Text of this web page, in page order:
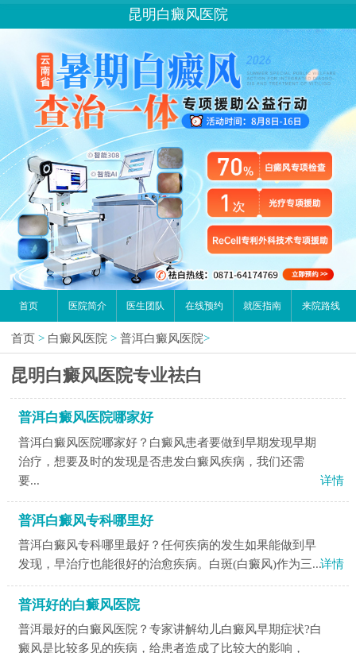
昆明白癜风医院
首页 医院简介 医生团队 在线预约 就医指南 来院路线
首页 > 白癜风医院 > 普洱白癜风医院>
昆明白癜风医院专业祛白
普洱白癜风医院哪家好
普洱白癜风医院哪家好？白癜风患者要做到早期发现早期
治疗，想要及时的发现是否患发白癜风疾病，我们还需
要...
详情
普洱白癜风专科哪里好
普洱白癜风专科哪里最好？任何疾病的发生如果能做到早
发现，早治疗也能很好的治愈疾病。白斑(白癜风)作为三...详情
普洱好的白癜风医院
普洱最好的白癜风医院？专家讲解幼儿白癜风早期症状?白
癜风是比较多见的疾病，给患者造成了比较大的影响，